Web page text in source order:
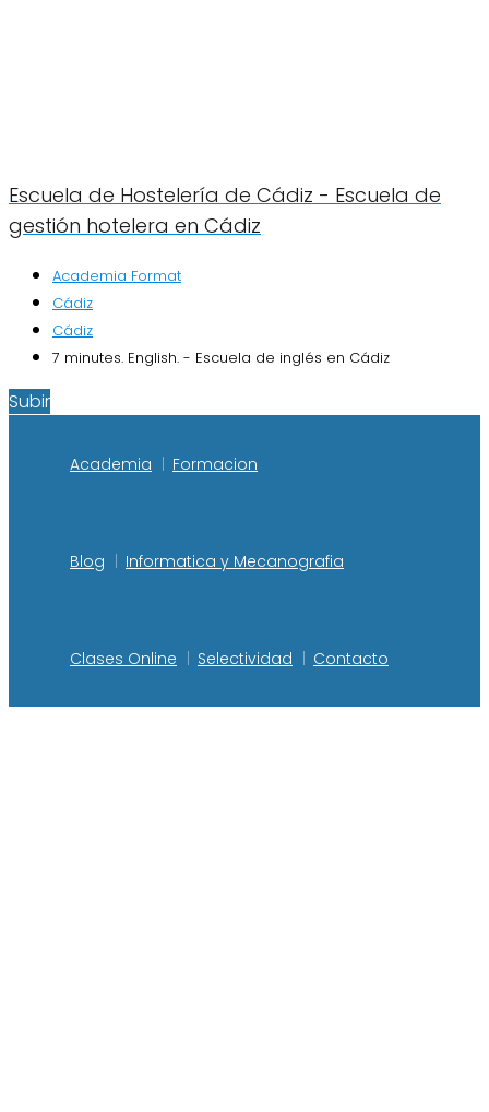
Escuela de Hostelería de Cádiz - Escuela de
gestión hotelera en Cádiz
Academia Format
Cádiz
Cádiz
7 minutes. English. - Escuela de inglés en Cádiz
Subir
Academia Formacion
Blog Informatica y Mecanografia
Clases Online Selectividad Contacto